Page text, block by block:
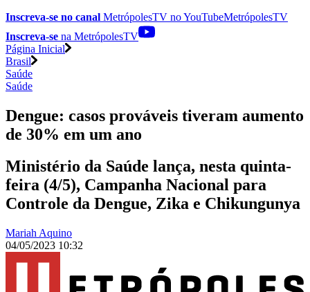
Inscreva-se no canal MetrópolesTV noYouTubeMetrópolesTV
Inscreva-se na MetrópolesTV
Página Inicial
Brasil
Saúde
Saúde
Dengue: casos prováveis tiveram aumento
de 30% em um ano
Ministério da Saúde lança, nesta quinta-
feira (4/5), Campanha Nacional para
Controle da Dengue, Zika e Chikungunya
Mariah Aquino
04/05/2023 10:32